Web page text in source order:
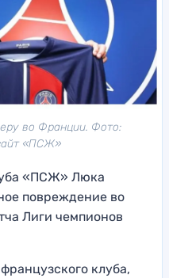
во Франции. Фото:
«ПСЖ»
«ПСЖ» Люка
повреждение во
Лиги чемпионов
клуба,